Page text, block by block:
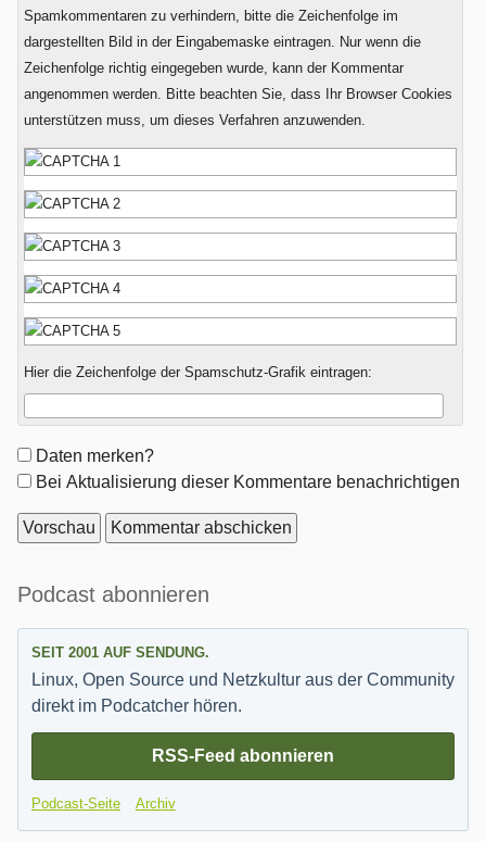
Spamkommentaren zu verhindern, bitte die Zeichenfolge im
dargestellten Bild in der Eingabemaske eintragen. Nur wenn die
Zeichenfolge richtig eingegeben wurde, kann der Kommentar
angenommen werden. Bitte beachten Sie, dass Ihr Browser Cookies
unterstützen muss, um dieses Verfahren anzuwenden.
Hier die Zeichenfolge der Spamschutz-Grafik eintragen:
Formular-
Optionen
Daten merken?
Bei Aktualisierung dieser Kommentare benachrichtigen
Seitenleiste
Podcast abonnieren
SEIT 2001 AUF SENDUNG.
Linux, Open Source und Netzkultur aus der Community
direkt im Podcatcher hören.
RSS-Feed abonnieren
Podcast-Seite Archiv